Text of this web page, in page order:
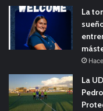
La
La